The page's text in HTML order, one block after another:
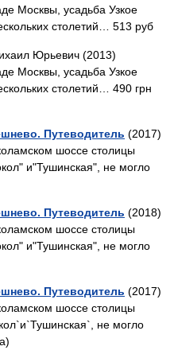
Москвы, усадьба Узкое
столетий… 513 руб
Юрьевич (2013)
Москвы, усадьба Узкое
столетий… 490 грн
Путеводитель (2017)
шоссе столицы
и"Тушинская", не могло
Путеводитель (2018)
шоссе столицы
и"Тушинская", не могло
Путеводитель (2017)
шоссе столицы
не могло